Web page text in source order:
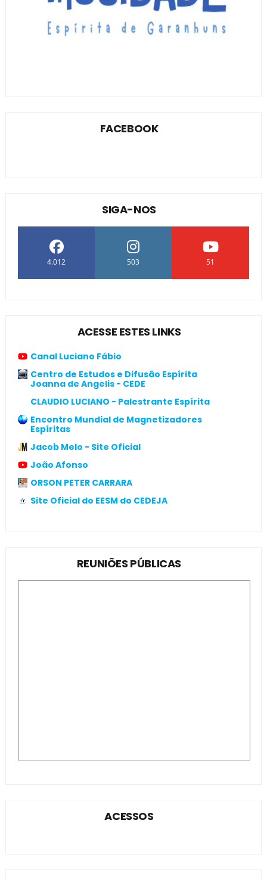
FACEBOOK
SIGA-NOS
4.012 503 51
ACESSE ESTES LINKS
Canal Luciano Fábio
Centro de Estudos e Difusão Espírita
Joanna de Angelis - CEDE
CLAUDIO LUCIANO - Palestrante Espírita
Encontro Mundial de Magnetizadores
Espíritas
Jacob Melo - Site Oficial
João Afonso
ORSON PETER CARRARA
Site Oficial do EESM do CEDEJA
REUNIÕES PÚBLICAS
ACESSOS